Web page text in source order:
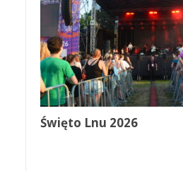
Święto Lnu 2026